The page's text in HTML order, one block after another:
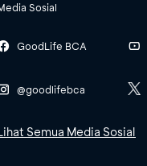
Sosial
GoodLife BCA
@goodlifebca
Semua Media Sosial